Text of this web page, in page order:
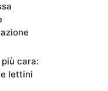
cara:
lettini